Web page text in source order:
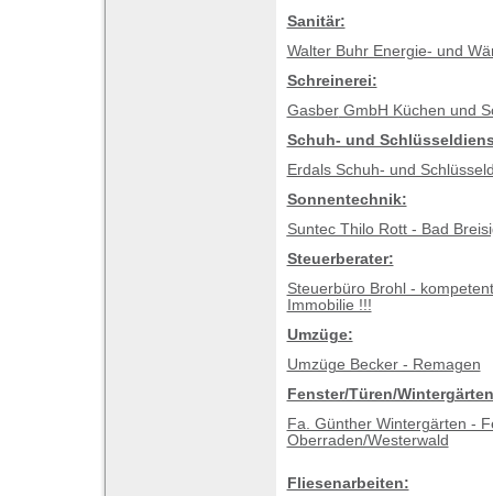
Sanitär:
Walter Buhr Energie- und
Schreinerei:
GasberGmbH Küchen und
Schuh- und
Erdals Schuh- und
Sonnentechnik:
Suntec Thilo Rott - Bad
Steuerberater:
Steuerbüro Brohl -
Immobilie !!!
Umzüge:
Umzüge Becker - Remagen
Fenster/Türen/
Fa. Günther Wintergärten -
Oberraden/Westerwald
Fliesenarbeiten: